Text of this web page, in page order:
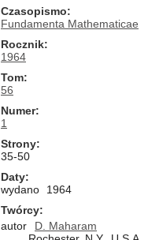
Czasopismo
Fundamenta Mathematicae
Rocznik
1964
Tom
56
Numer
1
Strony
35-50
Daty
wydano
1964
Twórcy
autor
D. Maharam